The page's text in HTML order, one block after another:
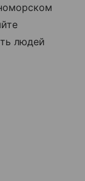
людей